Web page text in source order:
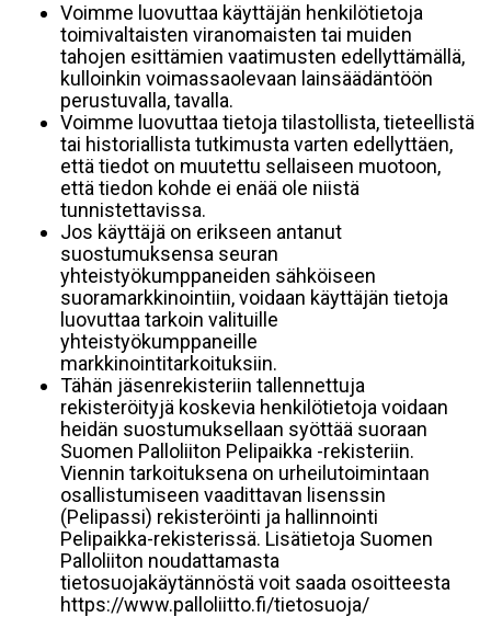
Voimme luovuttaa käyttäjän henkilötietoja
toimivaltaisten viranomaisten tai muiden
tahojen esittämien vaatimusten edellyttämällä,
kulloinkin voimassaolevaan lainsäädäntöön
perustuvalla, tavalla.
Voimme luovuttaa tietoja tilastollista, tieteellistä
tai historiallista tutkimusta varten edellyttäen,
että tiedot on muutettu sellaiseen muotoon,
että tiedon kohde ei enää ole niistä
tunnistettavissa.
Jos käyttäjä on erikseen antanut
suostumuksensa seuran
yhteistyökumppaneiden sähköiseen
suoramarkkinointiin, voidaan käyttäjän tietoja
luovuttaa tarkoin valituille
yhteistyökumppaneille
markkinointitarkoituksiin.
Tähän jäsenrekisteriin tallennettuja
rekisteröityjä koskevia henkilötietoja voidaan
heidän suostumuksellaan syöttää suoraan
Suomen Palloliiton Pelipaikka -rekisteriin.
Viennin tarkoituksena on urheilutoimintaan
osallistumiseen vaadittavan lisenssin
(Pelipassi) rekisteröinti ja hallinnointi
Pelipaikka-rekisterissä. Lisätietoja Suomen
Palloliiton noudattamasta
tietosuojakäytännöstä voit saada osoitteesta
https://www.palloliitto.fi/tietosuoja/